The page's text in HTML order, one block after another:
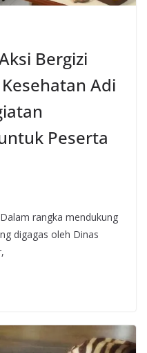
Bergizi
Adi
Peserta
rangka mendukung
digagas oleh Dinas